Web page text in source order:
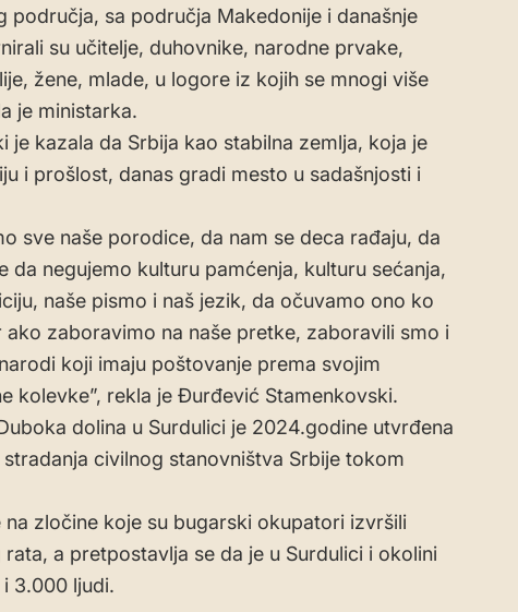
područja, sa područja Makedonije i današnje
su učitelje, duhovnike, narodne prvake,
žene, mlade, u logore iz kojih se mnogi više
je ministarka.
je kazala da Srbija kao stabilna zemlja, koja je
i prošlost, danas gradi mesto u sadašnjosti i
sve naše porodice, da nam se deca rađaju, da
da negujemo kulturu pamćenja, kulturu sećanja,
naše pismo i naš jezik, da očuvamo ono ko
zaboravimo na naše pretke, zaboravili smo i
koji imaju poštovanje prema svojim
kolevke”, rekla je Đurđević Stamenkovski.
dolina u Surdulici je 2024.godine utvrđena
civilnog stanovništva Srbije tokom
na zločine koje su bugarski okupatori izvršili
a pretpostavlja se da je u Surdulici i okolini
3.000 ljudi.